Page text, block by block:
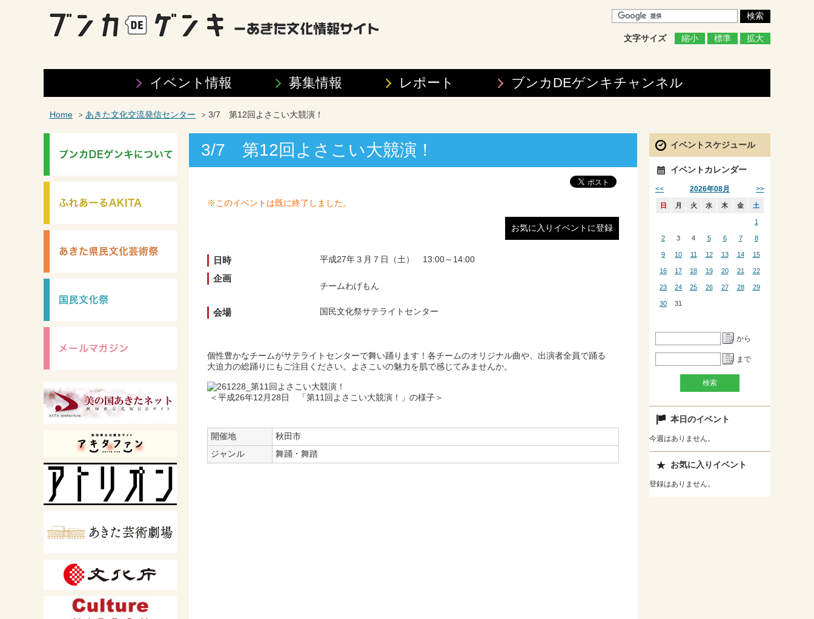
文字サイズ 縮小 標準 拡大
イベント情報 募集情報 レポート ブンカDEゲンキチャンネル
Home あきた文化交流発信センター 3/7 第12回よさこい大競演！
3/7 第12回よさこい大競演！
※このイベントは既に終了しました。
お気に入りイベントに登録
日時 平成27年３月７日（土） 13:00～14:00
企画
チームわげもん
会場 国民文化祭サテライトセンター
個性豊かなチームがサテライトセンターで舞い踊ります！各チームのオリジナル曲や、出演者全員で踊る
大迫力の総踊りにもご注目ください。よさこいの魅力を肌で感じてみませんか。
＜平成26年12月28日 「第11回よさこい大競演！」の様子＞
開催地
秋田市
ジャンル
舞踊・舞踏
イベントスケジュール
イベントカレンダー
2026年08月
<< >>
日 月 火 水 木 金 土
1
2 3 4 5 6 7 8
9 10 11 12 13 14 15
16 17 18 19 20 21 22
23 24 25 26 27 28 29
30 31
から
まで
本日のイベント
今週はありません。
お気に入りイベント
登録はありません。